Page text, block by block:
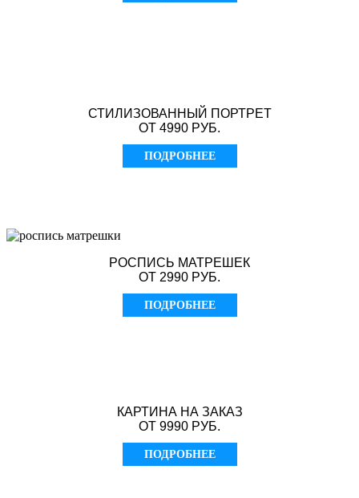
СТИЛИЗОВАННЫЙ ПОРТРЕТ
ОТ 4990 РУБ.
ПОДРОБНЕЕ
РОСПИСЬ МАТРЕШЕК
ОТ 2990 РУБ.
ПОДРОБНЕЕ
КАРТИНА НА ЗАКАЗ
ОТ 9990 РУБ.
ПОДРОБНЕЕ